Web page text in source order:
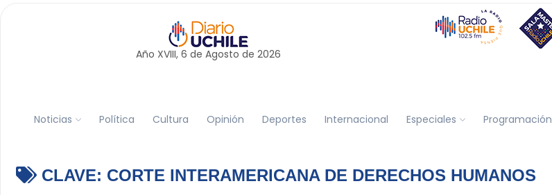
Año XVIII, 6 de Agosto de 2026
Noticias Política Cultura Opinión Deportes Internacional Especiales Programación
CLAVE: CORTE INTERAMERICANA DE DERECHOS HUMANOS